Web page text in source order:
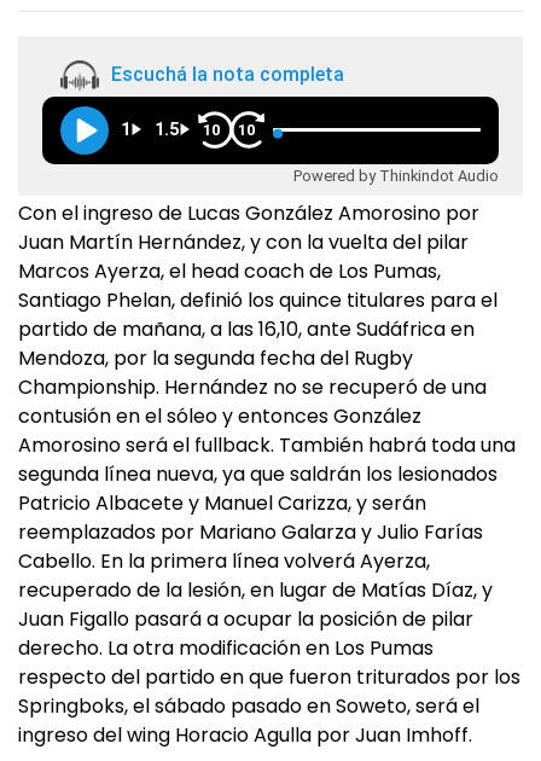
Escuchá la nota completa
1 1.5 10 10
Powered by Thinkindot Audio
Con el ingreso de Lucas González Amorosino por
Juan Martín Hernández, y con la vuelta del pilar
Marcos Ayerza, el head coach de Los Pumas,
Santiago Phelan, definió los quince titulares para el
partido de mañana, a las 16,10, ante Sudáfrica en
Mendoza, por la segunda fecha del Rugby
Championship. Hernández no se recuperó de una
contusión en el sóleo y entonces González
Amorosino será el fullback. También habrá toda una
segunda línea nueva, ya que saldrán los lesionados
Patricio Albacete y Manuel Carizza, y serán
reemplazados por Mariano Galarza y Julio Farías
Cabello. En la primera línea volverá Ayerza,
recuperado de la lesión, en lugar de Matías Díaz, y
Juan Figallo pasará a ocupar la posición de pilar
derecho. La otra modificación en Los Pumas
respecto del partido en que fueron triturados por los
Springboks, el sábado pasado en Soweto, será el
ingreso del wing Horacio Agulla por Juan Imhoff.